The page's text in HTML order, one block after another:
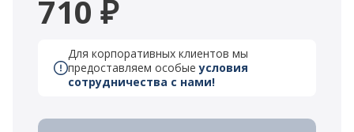
710 ₽
Для корпоративных клиентов мы
предоставляем особыеусловия
сотрудничества с нами!